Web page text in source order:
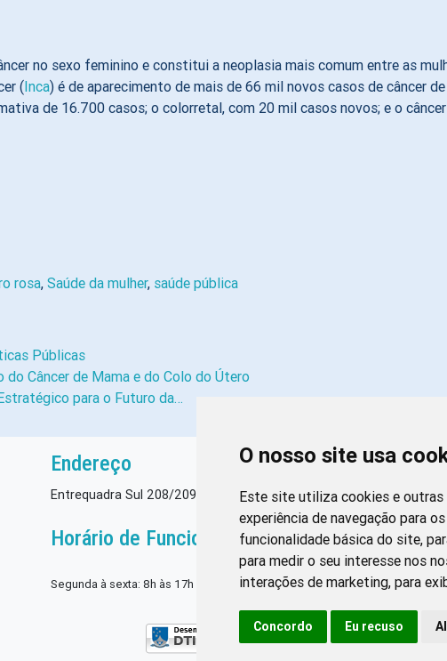
O nosso site usa
Este site utiliza cookies e outras
experiência de navegação para
funcionalidade básica do site,
para medir o seu interesse nos
interações de marketing, para
Concordo Eu recuso
no sexo feminino e constitui a neoplasia mais comum entre as
(Inca) é de aparecimento de mais de 66 mil novos casos de câncer
de 16.700 casos; o colorretal, com 20 mil casos novos; e o
rosa, Saúde da mulher, saúde pública
Públicas
Câncer de Mama e do Colo do Útero
para o Futuro da…
Endereço
Entrequadra Sul 208/209, Asa Sul, CEP: 70390-100
Horário de Funcionamento
Segunda à sexta: 8h às 17h